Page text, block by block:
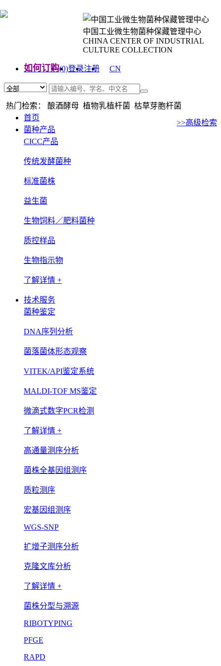
中国工业微生物菌种保藏管理中心
CHINA CENTER OF INDUSTRIAL
CULTURE COLLECTION
如何订购(0)登录注册
CN
热门检索： 酿酒酵母 植物乳植杆菌 枯草芽胞杆菌
>>高级检索
首页
菌种产品
CICC产品
传统发酵菌种
标准菌株
益生菌
生物饲料／肥料菌种
质控样品
生物指示物
了解详情 +
技术服务
菌种鉴定
DNA序列分析
菌落菌体形态观察
VITEK/API鉴定系统
MALDI-TOF MS鉴定
微滴式数字PCR检测
了解详情 +
高通量测序分析
菌株全基因组测序
质粒测序
宏基因组测序
WGS-SNP
扩增子测序分析
克隆文库分析
了解详情 +
菌株分型与溯源
RIBOTYPING
PFGE
RAPD